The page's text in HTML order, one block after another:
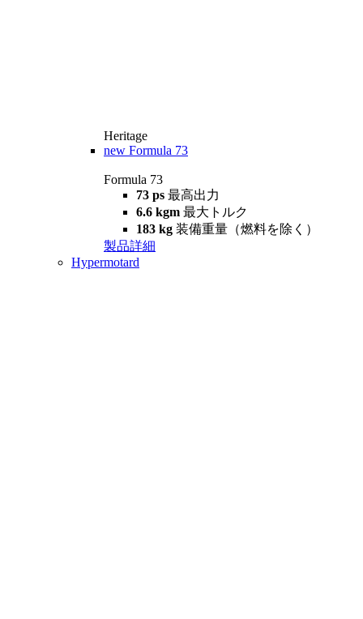
Heritage
new Formula 73
Formula 73
73 ps 最高出力
6.6 kgm 最大トルク
183 kg 装備重量（燃料を除く）
製品詳細
Hypermotard